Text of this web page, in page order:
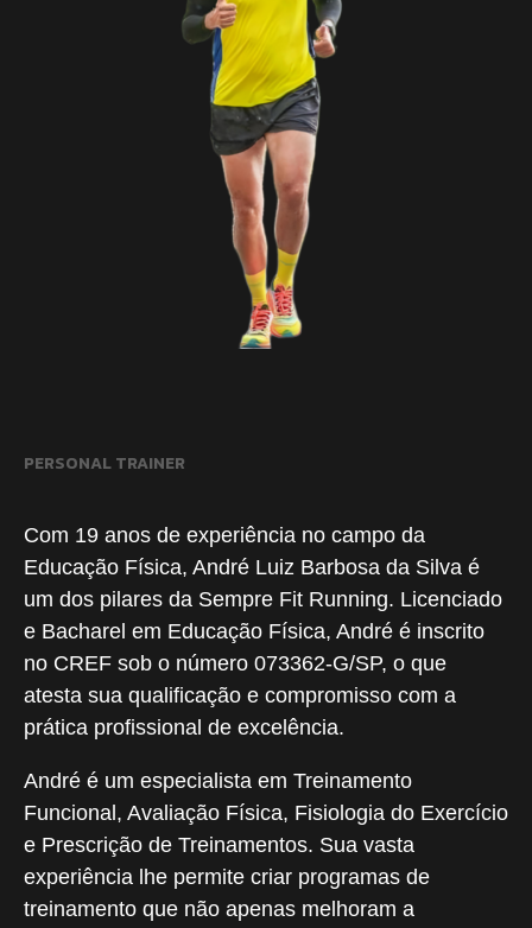
PERSONAL TRAINER
Com 19 anos de experiência no campo da
Educação Física, André Luiz Barbosa da Silva é
um dos pilares da Sempre Fit Running. Licenciado
e Bacharel em Educação Física, André é inscrito
no CREF sob o número 073362-G/SP, o que
atesta sua qualificação e compromisso com a
prática profissional de excelência.
André é um especialista em Treinamento
Funcional, Avaliação Física, Fisiologia do Exercício
e Prescrição de Treinamentos. Sua vasta
experiência lhe permite criar programas de
treinamento que não apenas melhoram a